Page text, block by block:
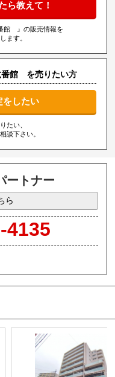
ら教えて！
館 』の販売情報を
ます。
番館 を売りたい方
をしたい
たい、
談下さい。
ートナー
ら
4135